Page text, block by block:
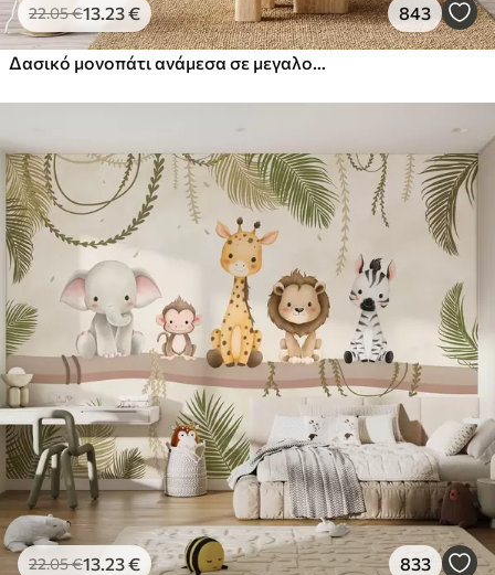
22.05€13 .23€ 843
22.05€13 .23€ 833